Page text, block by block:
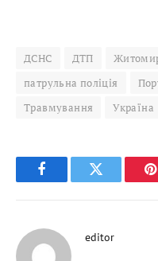
ДСНС ДТП
патрульна поліція
Травмування
Україна
FacebookTwitter
editor